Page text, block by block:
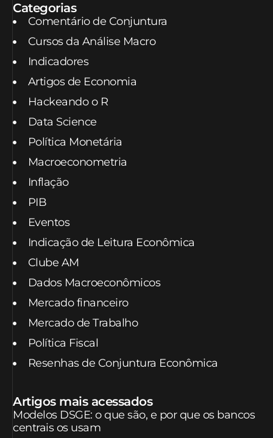
Categorias
Comentário de Conjuntura
Cursos da Análise Macro
Indicadores
Artigos de Economia
Hackeando o R
Data Science
Política Monetária
Macroeconometria
Inflação
PIB
Eventos
Indicação de Leitura Econômica
Clube AM
Dados Macroeconômicos
Mercado financeiro
Mercado de Trabalho
Política Fiscal
Resenhas de Conjuntura Econômica
Artigos mais acessados
Modelos DSGE: o que são, e por que os bancos
centrais os usam